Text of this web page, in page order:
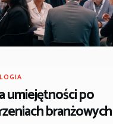
umiejętności po
branżowych